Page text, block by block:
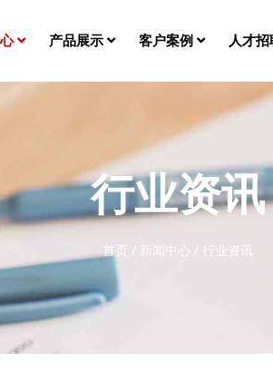
产品展示 客户案例 人才招
行业资讯
首页 / 新闻中心 / 行业资讯